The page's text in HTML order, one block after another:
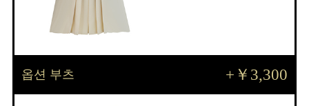
옵션 부츠 +￥3,300